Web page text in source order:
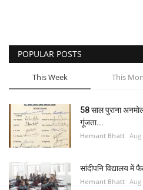
POPULAR POSTS
This Week This
58 साल पुराना
गूंजता...
Hemant Bhatt Aug
सांदीपनि विद्यालय
Hemant Bhatt Aug